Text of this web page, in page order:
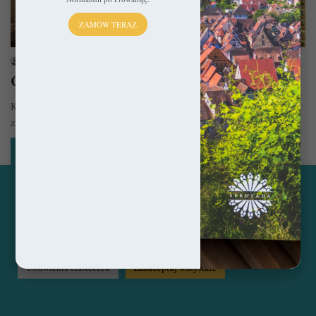
Hiszpania
Co warto zobaczyć w Barcelonie?
Każdy podróżnik zapewne zadaje sobie często pytania tego typu. W
związku z tym, że BARNA to mekka podróżnicza, opłaca się dużo…
© Copyright 2014 - 2026, All Rights Reserved by sekulada.com
PinterestInstagram
Ta strona korzysta z ciasteczek, aby świadczyć usługi na
najwyższym poziomie. Klikając opcję "Zaakceptuj wszystkie"
zgadzasz się na użycie wszystkich ciasteczek. Możesz również
przejść do "Ustawień Ciasteczek", aby zgodzić się tylko na
Czytaj więcej...
Ustawienia ciasteczek Zaakceptuj wszystkie
ZAMÓW TERAZ